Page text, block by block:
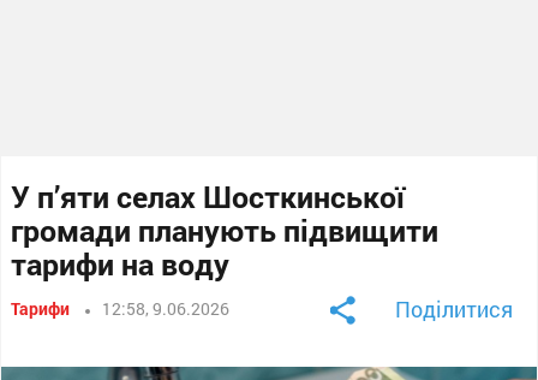
У п’яти селах Шосткинської
громади планують підвищити
тарифи на воду
Тарифи 12:58, 9.06.2026 Поділитися